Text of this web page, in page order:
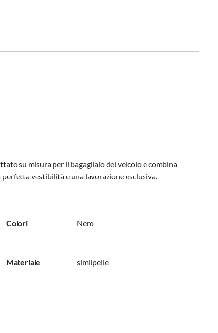
su misura per il bagagliaio del veicolo e combina
vestibilità e una lavorazione esclusiva.
Colori Nero
Materiale similpelle